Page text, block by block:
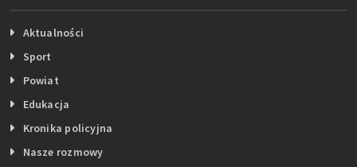
Aktualności
Sport
Powiat
Edukacja
Kronika policyjna
Nasze rozmowy